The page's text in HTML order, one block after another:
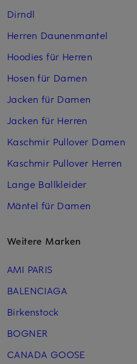
Dirndl
Herren Daunenmantel
Hoodies für Herren
Hosen für Damen
Jacken für Damen
Jacken für Herren
Kaschmir Pullover Damen
Kaschmir Pullover Herren
Lange Ballkleider
Mäntel für Damen
Weitere Marken
AMI PARIS
BALENCIAGA
Birkenstock
BOGNER
CANADA GOOSE